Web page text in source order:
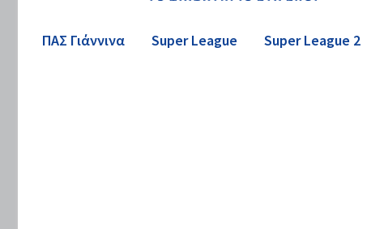
ΠΑΣ Γιάννινα Super League Super League 2